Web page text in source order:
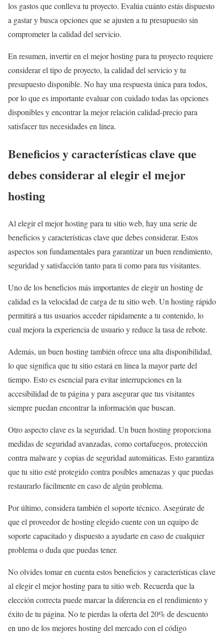
los gastos que conlleva tu proyecto. Evalúa cuánto estás dispuesto
a gastar y busca opciones que se ajusten a tu presupuesto sin
comprometer la calidad del servicio.
En resumen, invertir en el mejor hosting para tu proyecto requiere
considerar el tipo de proyecto, la calidad del servicio y tu
presupuesto disponible. No hay una respuesta única para todos,
por lo que es importante evaluar con cuidado todas las opciones
disponibles y encontrar la mejor relación calidad-precio para
satisfacer tus necesidades en línea.
Beneficios y características clave que
debes considerar al elegir el mejor
hosting
Al elegir el mejor hosting para tu sitio web, hay una serie de
beneficios y características clave que debes considerar. Estos
aspectos son fundamentales para garantizar un buen rendimiento,
seguridad y satisfacción tanto para ti como para tus visitantes.
Uno de los beneficios más importantes de elegir un hosting de
calidad es la velocidad de carga de tu sitio web. Un hosting rápido
permitirá a tus usuarios acceder rápidamente a tu contenido, lo
cual mejora la experiencia de usuario y reduce la tasa de rebote.
Además, un buen hosting también ofrece una alta disponibilidad,
lo que significa que tu sitio estará en línea la mayor parte del
tiempo. Esto es esencial para evitar interrupciones en la
accesibilidad de tu página y para asegurar que tus visitantes
siempre puedan encontrar la información que buscan.
Otro aspecto clave es la seguridad. Un buen hosting proporciona
medidas de seguridad avanzadas, como cortafuegos, protección
contra malware y copias de seguridad automáticas. Esto garantiza
que tu sitio esté protegido contra posibles amenazas y que puedas
restaurarlo fácilmente en caso de algún problema.
Por último, considera también el soporte técnico. Asegúrate de
que el proveedor de hosting elegido cuente con un equipo de
soporte capacitado y dispuesto a ayudarte en caso de cualquier
problema o duda que puedas tener.
No olvides tomar en cuenta estos beneficios y características clave
al elegir el mejor hosting para tu sitio web. Recuerda que la
elección correcta puede marcar la diferencia en el rendimiento y
éxito de tu página. No te pierdas la oferta del 20% de descuento
en uno de los mejores hosting del mercado con el código